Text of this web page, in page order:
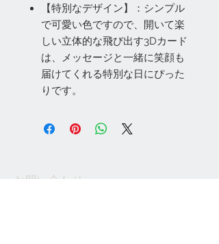
【特別なデザイン】：シンプル
で可愛い色ですので、開いて楽
しい立体的な飛び出す3Dカード
は、メッセージと一緒に笑顔も
届けてくれる特別な日にぴった
りです。
お問い合わせ